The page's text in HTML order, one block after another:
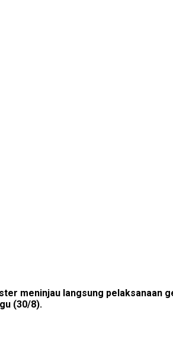
meninjau langsung pelaksanaan
(30/8).